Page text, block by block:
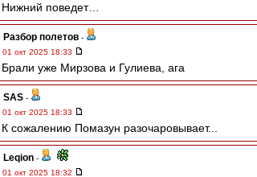
Нижний поведет…
Разбор полетов -
01 окт 2025 18:33
Брали уже Мирзова и Гулиева, ага
SAS -
01 окт 2025 18:33
К сожалению Помазун разочаровывает...
Leqion -
01 окт 2025 18:32